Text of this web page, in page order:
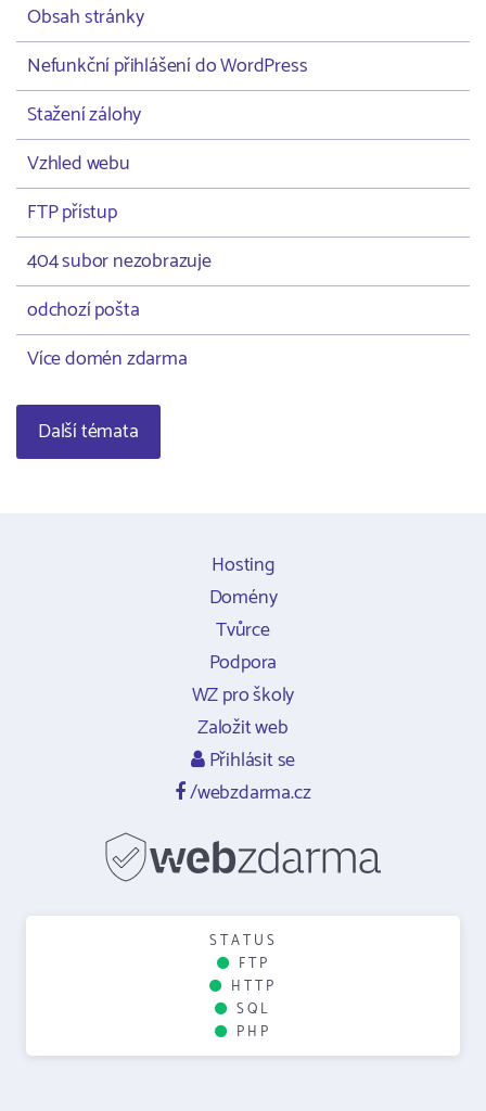
Obsah stránky
Nefunkční přihlášení do WordPress
Stažení zálohy
Vzhled webu
FTP přístup
404 subor nezobrazuje
odchozí pošta
Více domén zdarma
Další témata
Hosting
Domény
Tvůrce
Podpora
WZ pro školy
Založit web
Přihlásit se
/webzdarma.cz
STATUS
FTP
HTTP
SQL
PHP